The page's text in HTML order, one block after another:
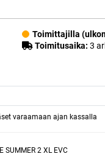
Toimittajilla
Toimitusaika: 3
varaamaan ajan kassalla
SUMMER 2 XL EVC